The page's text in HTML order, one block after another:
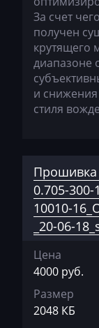
Ploeger
Ponsse
Porsche
Powerscreen
Putzmeister
Ravo
Ravon
Renault
Ropa
За счет
получен
крутящего
диапазоне
и снижения
стиля
Прошивка
0.705-300-
10010-
_20-06-
Цена
4000 руб.
Размер
2048 КБ